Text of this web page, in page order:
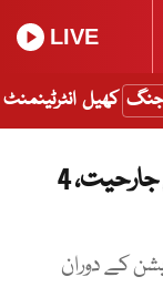
LIVE
جنگ کھیل انٹرٹینمنٹ
مقبوضہ کشمیر میں بھارتی فوج کی جارحیت، 4
کے دوران